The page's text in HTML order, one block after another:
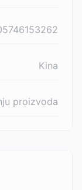
Kina
proizvoda